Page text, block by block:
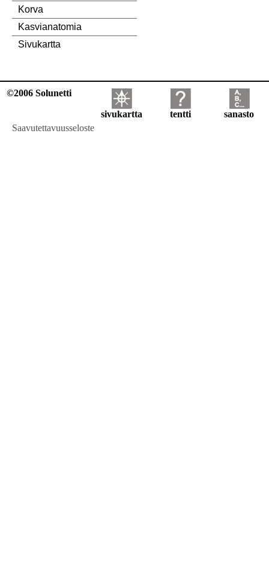
Korva
Kasvianatomia
Sivukartta
©2006 Solunetti
sivukartta tentti
sanasto
Saavutettavuusseloste